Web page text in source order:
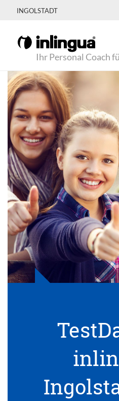
INGOLSTADT
Ihr Personal Coach